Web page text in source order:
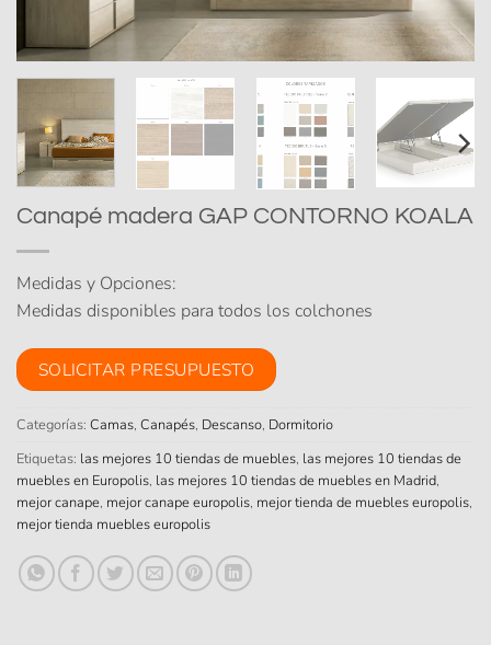
Canapé madera GAP CONTORNO KOALA
Medidas y Opciones:
Medidas disponibles para todos los colchones
SOLICITAR PRESUPUESTO
Categorías: Camas, Canapés, Descanso, Dormitorio
Etiquetas: las mejores 10 tiendas de muebles, las mejores 10 tiendas de
muebles en Europolis, las mejores 10 tiendas de muebles en Madrid,
mejor canape, mejor canape europolis, mejor tienda de muebles europolis,
mejor tienda muebles europolis